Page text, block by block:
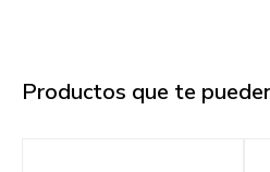
Productos que te